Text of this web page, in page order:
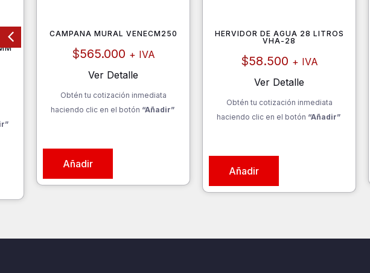
CAMPANA MURAL VENECM250
$565.000 + IVA
Ver Detalle
Obtén tu cotización inmediata
haciendo clic en el botón “Añadir”
Añadir
HERVIDOR DE AGUA 28 LITROS
VHA-28
$58.500 + IVA
Ver Detalle
Obtén tu cotización inmediata
haciendo clic en el botón “Añadir”
Añadir